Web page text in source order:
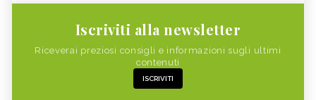
Iscriviti alla newsletter
Riceverai preziosi consigli e informazioni sugli ultimi
contenuti
ISCRIVITI